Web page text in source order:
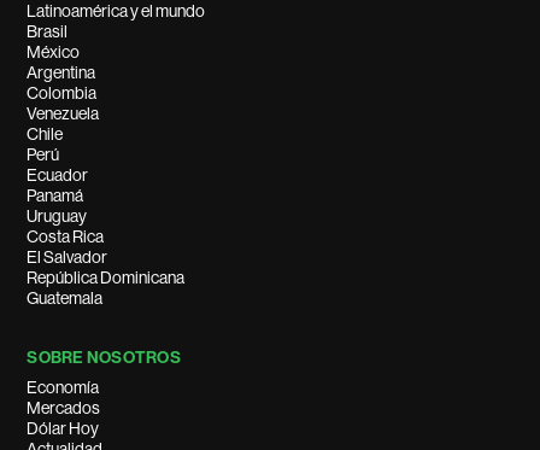
Latinoamérica y el mundo
Brasil
México
Argentina
Colombia
Venezuela
Chile
Perú
Ecuador
Panamá
Uruguay
Costa Rica
El Salvador
República Dominicana
Guatemala
SOBRE NOSOTROS
Economía
Mercados
Dólar Hoy